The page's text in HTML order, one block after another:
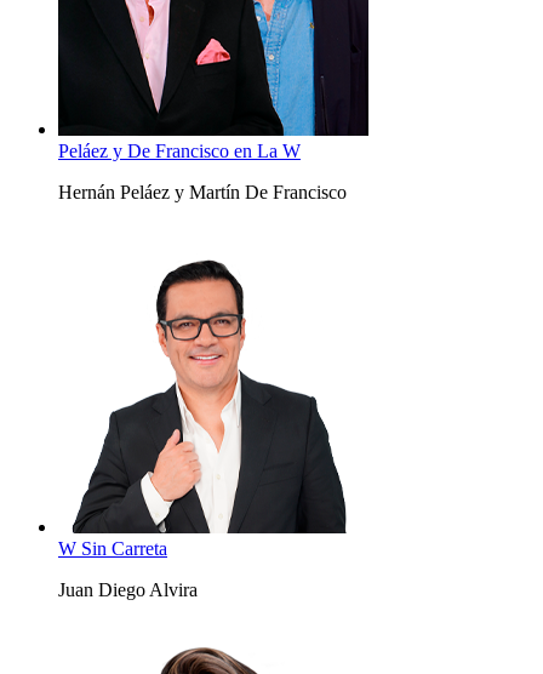
Peláez y De Francisco en La W
Hernán Peláez y Martín De Francisco
W Sin Carreta
Juan Diego Alvira